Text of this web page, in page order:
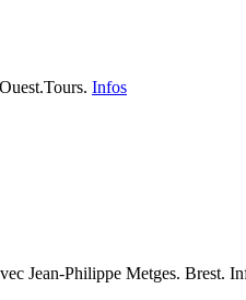
Infos
Jean-Philippe Metges. Brest.